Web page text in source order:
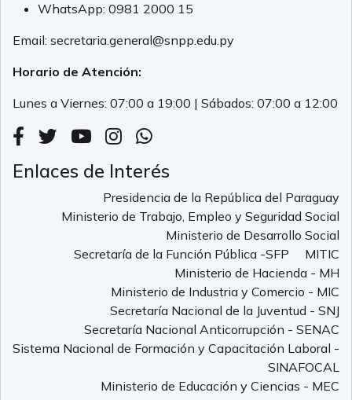
WhatsApp: 0981 2000 15
Email: secretaria.general@snpp.edu.py
Horario de Atención:
Lunes a Viernes: 07:00 a 19:00 | Sábados: 07:00 a 12:00
Enlaces de Interés
Presidencia de la República del Paraguay
Ministerio de Trabajo, Empleo y Seguridad Social
Ministerio de Desarrollo Social
Secretaría de la Función Pública -SFP
MITIC
Ministerio de Hacienda - MH
Ministerio de Industria y Comercio - MIC
Secretaría Nacional de la Juventud - SNJ
Secretaría Nacional Anticorrupción - SENAC
Sistema Nacional de Formación y Capacitación Laboral -
SINAFOCAL
Ministerio de Educación y Ciencias - MEC